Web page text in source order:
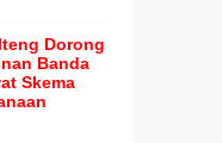
Dorong
Banda
Skema